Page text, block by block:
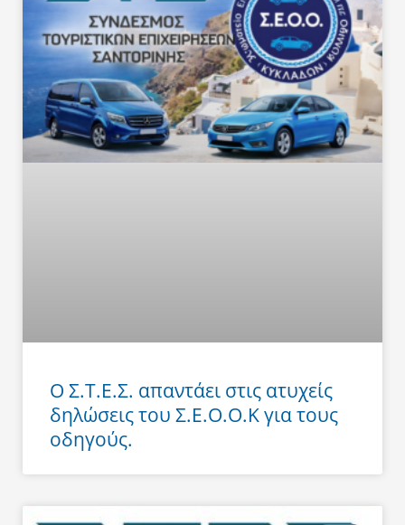
Ο Σ.Τ.Ε.Σ. απαντάει στις ατυχείς
δηλώσεις του Σ.Ε.Ο.Ο.Κ για τους
οδηγούς.